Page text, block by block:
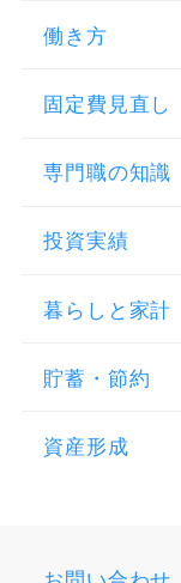
働き方
固定費見直し
専門職の知識
投資実績
暮らしと家計
貯蓄・節約
資産形成